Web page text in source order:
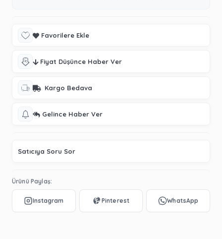
Favorilere Ekle
Fiyat Düşünce Haber Ver
Kargo Bedava
Gelince Haber Ver
Satıcıya Soru Sor
Ürünü Paylaş: